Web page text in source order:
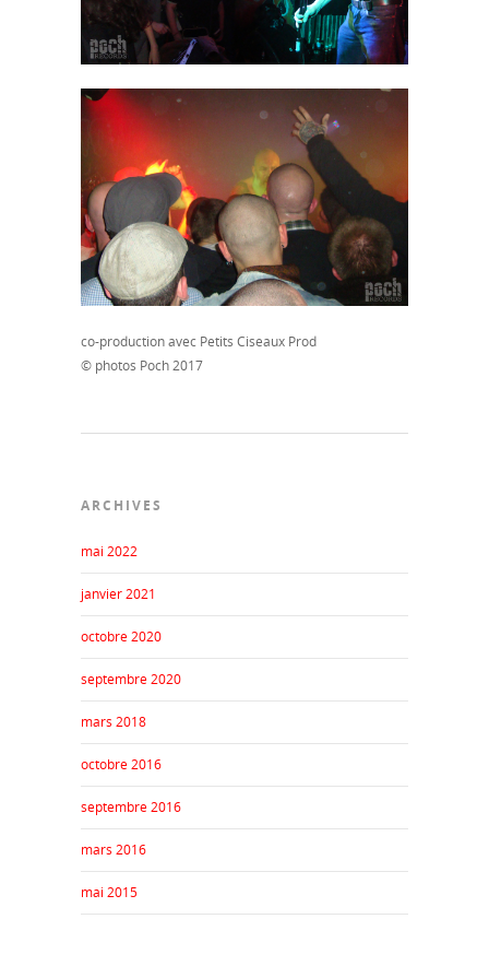
co-production avec Petits Ciseaux Prod
© photos Poch 2017
ARCHIVES
mai 2022
janvier 2021
octobre 2020
septembre 2020
mars 2018
octobre 2016
septembre 2016
mars 2016
mai 2015